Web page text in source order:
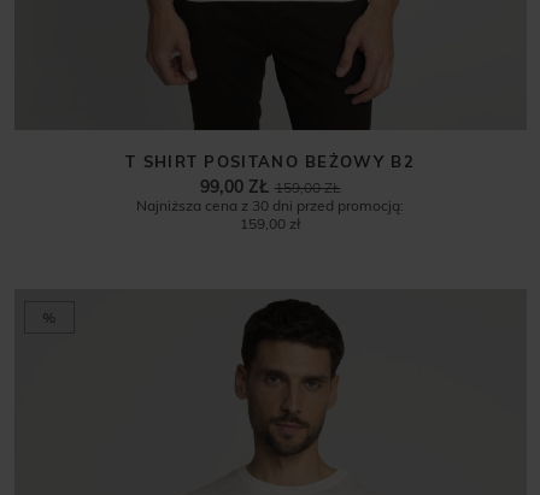
T SHIRT POSITANO BEŻOWY B2
159,00 ZŁ
99,00 ZŁ
Najniższa cena z 30 dni przed promocją:
159,00 zł
%